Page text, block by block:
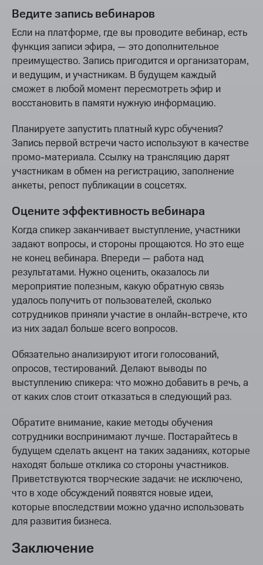
Ведите запись вебинаров
Если на платформе, где вы проводите вебинар, есть
функция записи эфира, — это дополнительное
преимущество. Запись пригодится и организаторам,
и ведущим, и участникам. В будущем каждый
сможет в любой момент пересмотреть эфир и
восстановить в памяти нужную информацию.
Планируете запустить платный курс обучения?
Запись первой встречи часто используют в качестве
промо-материала. Ссылку на трансляцию дарят
участникам в обмен на регистрацию, заполнение
анкеты, репост публикации в соцсетях.
Оцените эффективность вебинара
Когда спикер заканчивает выступление, участники
задают вопросы, и стороны прощаются. Но это еще
не конец вебинара. Впереди — работа над
результатами. Нужно оценить, оказалось ли
мероприятие полезным, какую обратную связь
удалось получить от пользователей, сколько
сотрудников приняли участие в онлайн-встрече, кто
из них задал больше всего вопросов.
Обязательно анализируют итоги голосований,
опросов, тестирований. Делают выводы по
выступлению спикера: что можно добавить в речь, а
от каких слов стоит отказаться в следующий раз.
Обратите внимание, какие методы обучения
сотрудники воспринимают лучше. Постарайтесь в
будущем сделать акцент на таких заданиях, которые
находят больше отклика со стороны участников.
Приветствуются творческие задачи: не исключено,
что в ходе обсуждений появятся новые идеи,
которые впоследствии можно удачно использовать
для развития бизнеса.
Заключение